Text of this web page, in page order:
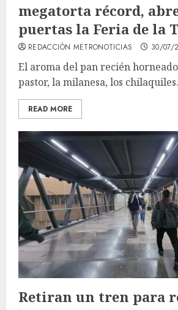
megatorta récord,
puertas la Feria de la
REDACCIÓN METRONOTICIAS 30/07/
El aroma del pan recién
pastor, la milanesa, los
READ MORE
Retiran un tren para